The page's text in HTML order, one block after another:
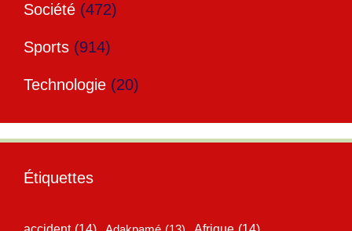
Société (472)
Sports (914)
Technologie (20)
Étiquettes